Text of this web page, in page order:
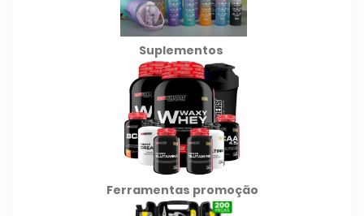
Suplementos
Ferramentas promoção